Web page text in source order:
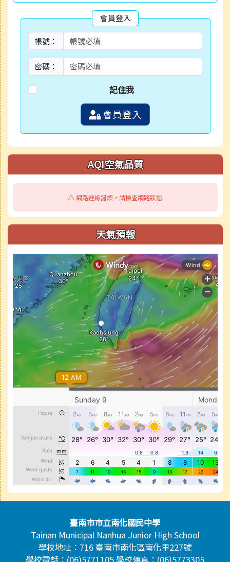
會員登入
帳號：
密碼：
記住我
會員登入
AQI空氣品質
⚠️ 網路連線錯誤，請檢查網路狀態
天氣預報
頁尾區域內容臺南市市立南化國民中學
Tainan Municipal Nanhua Junior High School
學校地址：716 臺南市南化區南化里227號
學校電話：(06)5771105 學校傳真：(06)5773305